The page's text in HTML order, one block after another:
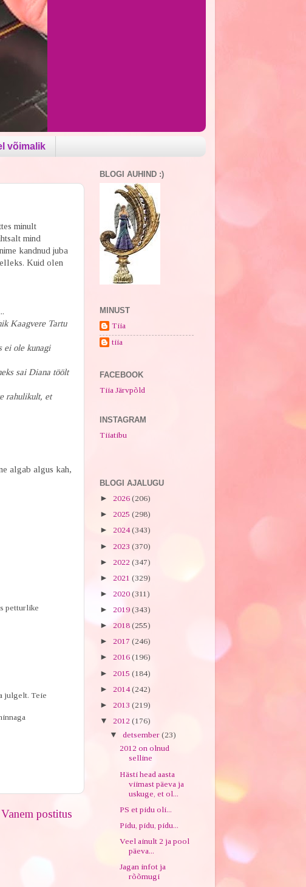
võimalik
minult
mind
kandnud juba
Kuid olen
Kaagvere Tartu
ei ole kunagi
sai Diana töölt
rahulikult, et
algab algus kah,
petturlike
julgelt. Teie
Vanem postitus
BLOGI AUHIND :)
MINUST
Tiia
tiia
FACEBOOK
Tiia Järvpõld
INSTAGRAM
Tiiatibu
BLOGI AJALUGU
► 2026 (206)
► 2025 (298)
► 2024(343)
► 2023 (370)
► 2022 (347)
► 2021 (329)
► 2020 (311)
► 2019 (343)
► 2018 (255)
► 2017 (246)
► 2016 (196)
► 2015 (184)
► 2014(242)
► 2013 (219)
▼ 2012 (176)
▼ detsember (23)
2012 on olnud
selline
Hästi head aasta
viimast päeva ja
uskuge, et ol...
PS et pidu oli...
Pidu, pidu, pidu...
Veel ainult 2 ja pool
päeva...
Jagan infot ja
rõõmugi